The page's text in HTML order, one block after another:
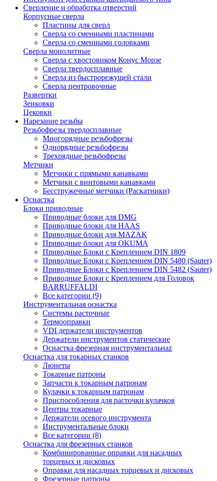
Сверление и обработка отверстий
Корпусные сверла
Пластины для сверл
Сверла со сменными пластинами
Сверла со сменными головками
Сверла монолитные
Сверла с хвостовиком Конус Морзе
Сверла твердосплавные
Сверла из быстрорежущей стали
Сверла центровочные
Развертки
Зенковки
Цековки
Нарезание резьбы
Резьбофрезы твердосплавные
Многорядные резьбофрезы
Однорядные резьбофрезы
Трехрядные резьбофрезы
Метчики
Метчики с прямыми канавками
Метчики с винтовыми канавками
Бесстружечные метчики (Раскатники)
Оснастка
Блоки приводные
Приводные блоки для DMG
Приводные блоки для HAAS
Приводные блоки для MAZAK
Приводные блоки для OKUMA
Приводные Блоки с Креплением DIN 1809
Приводные Блоки с Креплением DIN 5480 (Sauter)
Приводные Блоки с Креплением DIN 5482 (Sauter)
Приводные Блоки с Креплением для Головок
BARRUFFALDI
Все категории (9)
Инструментальная оснастка
Системы расточные
Термооправки
VDI держатели инструментов
Держатели инструментов статические
Оснастка фрезерная инструментальнаz
Оснастка для токарных станков
Люнеты
Токарные патроны
Запчасти к токарным патронам
Кулачки к токарным патронам
Приспособления для расточки кулачков
Центры токарные
Держатели осевого инструмента
Инструментальные блоки
Все категории (8)
Оснастка для фрезерных станков
Комбинированные оправки для насадных
торцевых и дисковых
Оправки для насадных торцевых и дисковых
Фрезерные патроны